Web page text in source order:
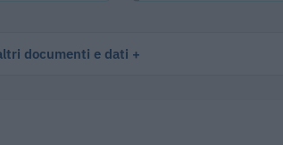
documenti e dati